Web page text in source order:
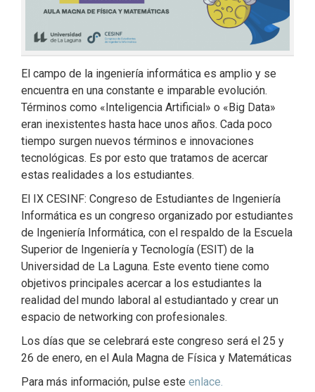
El campo de la ingeniería informática es amplio y se
encuentra en una constante e imparable evolución.
Términos como «Inteligencia Artificial» o «Big Data»
eran inexistentes hasta hace unos años. Cada poco
tiempo surgen nuevos términos e innovaciones
tecnológicas. Es por esto que tratamos de acercar
estas realidades a los estudiantes.
El IX CESINF: Congreso de Estudiantes de Ingeniería
Informática es un congreso organizado por estudiantes
de Ingeniería Informática, con el respaldo de la Escuela
Superior de Ingeniería y Tecnología (ESIT) de la
Universidad de La Laguna. Este evento tiene como
objetivos principales acercar a los estudiantes la
realidad del mundo laboral al estudiantado y crear un
espacio de networking con profesionales.
Los días que se celebrará este congreso será el 25 y
26 de enero, en el Aula Magna de Física y Matemáticas
Para más información, pulse este enlace.